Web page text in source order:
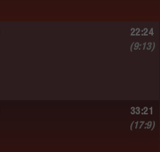
22:24
(9:13)
33:21
(17:9)